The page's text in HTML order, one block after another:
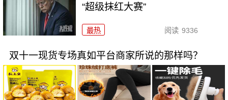
“超级抹红大赛”
最热 阅读 9336
双十一现货专场真如平台商家所说的那样吗？